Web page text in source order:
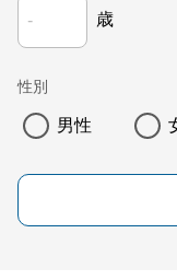
歳
性別
男性